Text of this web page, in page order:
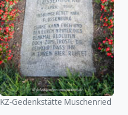
KZ-Gedenkstätte Muschenried